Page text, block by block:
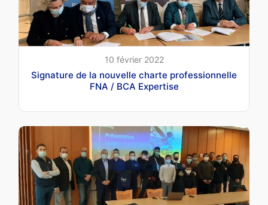
10 février 2022
Signature de la nouvelle charte professionnelle
FNA / BCA Expertise